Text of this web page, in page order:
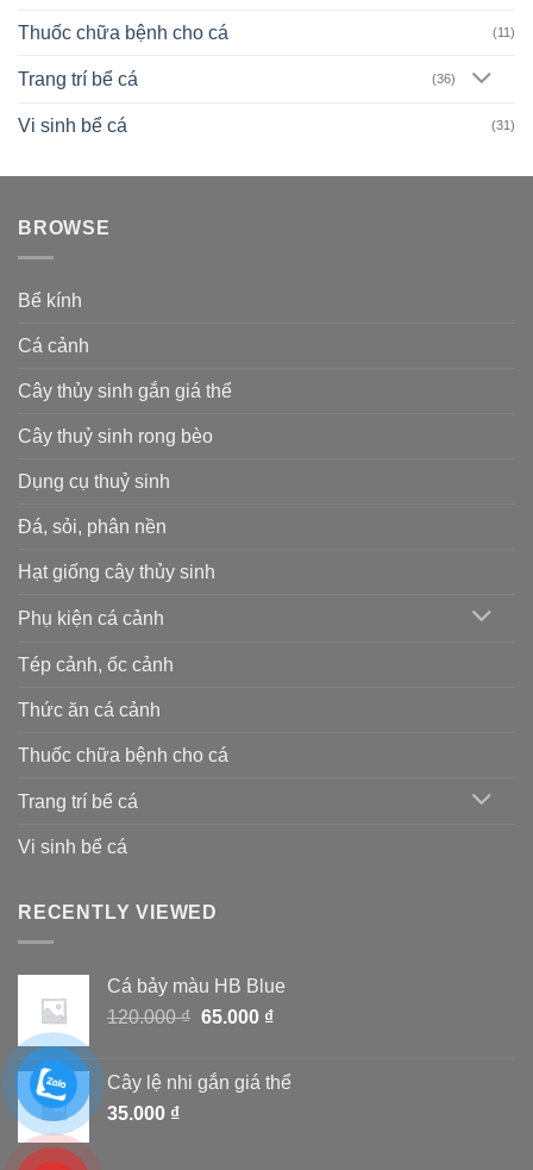
Thuốc chữa bệnh cho cá (11)
Trang trí bể cá (36)
Vi sinh bể cá (31)
BROWSE
Bể kính
Cá cảnh
Cây thủy sinh gắn giá thể
Cây thuỷ sinh rong bèo
Dụng cụ thuỷ sinh
Đá, sỏi, phân nền
Hạt giống cây thủy sinh
Phụ kiện cá cảnh
Tép cảnh, ốc cảnh
Thức ăn cá cảnh
Thuốc chữa bệnh cho cá
Trang trí bể cá
Vi sinh bể cá
RECENTLY VIEWED
Cá bảy màu HB Blue
120.000₫ Giá
120.000 ₫.
65.000 ₫Giá
là:
Cây lệ nhi gắn giá thể
35.000 ₫